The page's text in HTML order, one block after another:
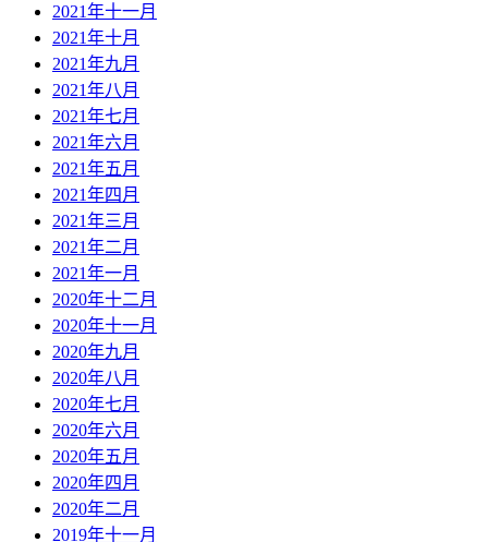
2021年十一月
2021年十月
2021年九月
2021年八月
2021年七月
2021年六月
2021年五月
2021年四月
2021年三月
2021年二月
2021年一月
2020年十二月
2020年十一月
2020年九月
2020年八月
2020年七月
2020年六月
2020年五月
2020年四月
2020年二月
2019年十一月